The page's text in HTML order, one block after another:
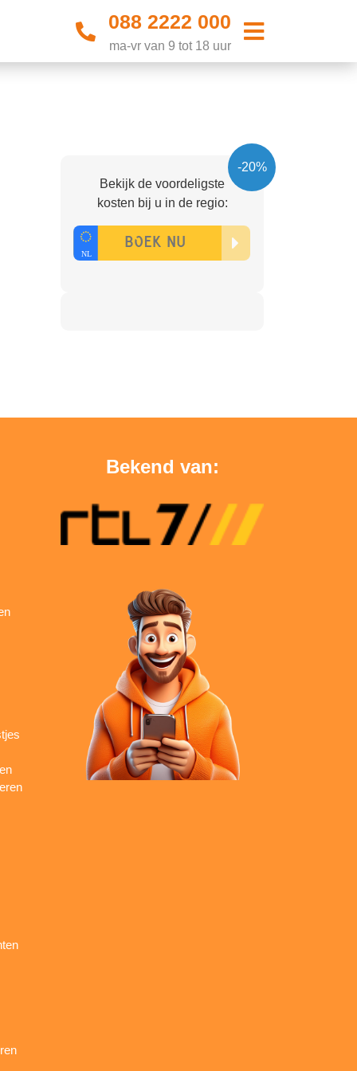
088 2222 000
ma-vr van 9 tot 18 uur
-20%
Bekijk de voordeligste
kosten bij u in de regio:
Bekend van: